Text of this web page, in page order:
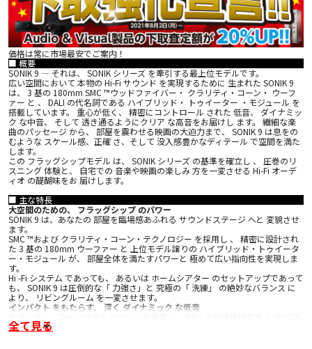
価格は常に市場最安でご案内！
■ 概要
SONIK 9 ― それは、 SONIK シリーズ を牽引する最上位モデルです。
広い空間において 本物の Hi-Fi サウンド を実現するために 生まれた SONIK 9
は、 3 基の 180mm SMC ™ウッドファイバー・ クラリティ・コーン・ ウーフ
ァー と 、 DALI の代名詞である ハイブリッド・ トゥイーター ・モジュール を
搭載しています。 重心が低く、 精密にコントロール された 低音、 ダイナミッ
ク な中音、 そして 透き通るようにクリア な高音をお届けし ます。 繊細な楽
曲のパッセージ から、 部屋を震わせる映画の大迫力まで、 SONIK 9 は息をの
むような スケール感、正確 さ、そして 没入感豊かなディテール で空間を満た
します。
この フラッグシップモデル は、 SONIK シリーズ の基準を確立し 、 圧巻のリ
スニング 体験と、 自宅での 音楽や映画の楽しみ 方を一変させる Hi-Fi オーデ
ィオ の醍醐味をお 届けします。
■ 主な特長
大空間のための、 フラッグシップ のパワー
SONIK 9 は、あなたの 部屋を臨場感あふれる サウンドステージ へと 変貌させ
ます。
SMC ™および クラリティ・コーン・テクノロジー を採用し 、 精密に設計され
た 3 基の 180mm ウーファー と 上位モデル譲りの ハイブリッド・トゥイータ
ー・モジュール が、 部屋全体を満たすパワーと 極めて広い指向性を実現しま
す。
Hi -Fi システム であっても、 あるいは ホームシアター のセットアップであって
も、 SONIK 9 は圧倒的な「 力強さ」と 究極の「 洗練」 の絶妙なバランス に
より、 リビングルーム を一変させます。
インパクト をもたらす、 深く ダイナミック な低音
磁器回路によって 駆動される SONIK 9 の 3 基の 180mm ウーファー は、 深
全て見る